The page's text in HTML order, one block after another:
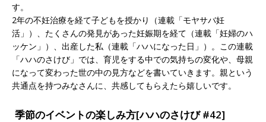
す。
2年の不妊治療を経て子どもを授かり（連載「モヤサバ妊
活」）、たくさんの発見があった妊娠期を経て（連載「妊婦のハ
ッケン」）、出産した私（連載「ハハになった日」）。この連載
「ハハのさけび」では、育児をする中での気持ちの変化や、母親
になって変わった世の中の見方などを書いていきます。親という
共通点を持つみなさんに、共感してもらえたら嬉しいです。
季節のイベントの楽しみ方[ハハのさけび #42]